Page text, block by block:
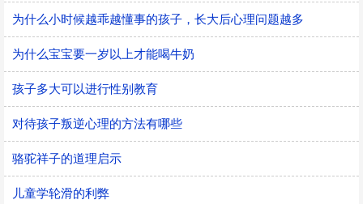
为什么小时候越乖越懂事的孩子，长大后心理问题越多
为什么宝宝要一岁以上才能喝牛奶
孩子多大可以进行性别教育
对待孩子叛逆心理的方法有哪些
骆驼祥子的道理启示
儿童学轮滑的利弊